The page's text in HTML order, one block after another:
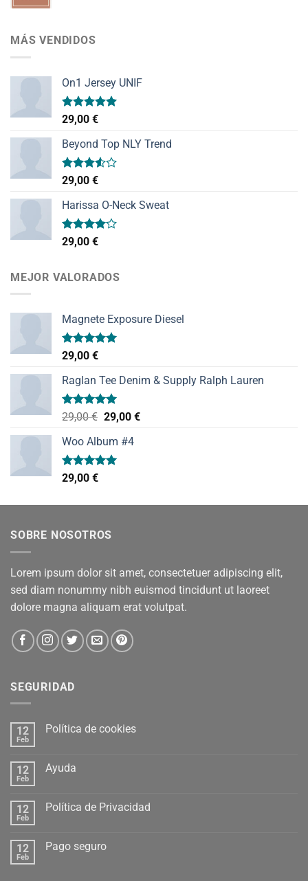
MÁS VENDIDOS
On1 Jersey UNIF
Valorado
con
de 5
29,00 €
Beyond Top NLY Trend
Valorado
con
3.50de
5
29,00 €
Harissa O-Neck Sweat
Valorado
con
29,00 €
MEJOR VALORADOS
Magnete Exposure Diesel
Valorado
con
de 5
29,00 €
Raglan Tee Denim & Supply Ralph Lauren
Valorado
de 5
29,00€ El
original
era:
29,00 €El
Woo Album #4
Valorado
con
29,00 €
SOBRE NOSOTROS
Lorem ipsum dolor sit amet, consectetuer adipiscing elit,
sed diam nonummy nibh euismod tincidunt ut laoreet
dolore magna aliquam erat volutpat.
SEGURIDAD
12
Feb
Política de cookies
12
Feb
Ayuda
12
Feb
Política de Privacidad
12
Feb
Pago seguro